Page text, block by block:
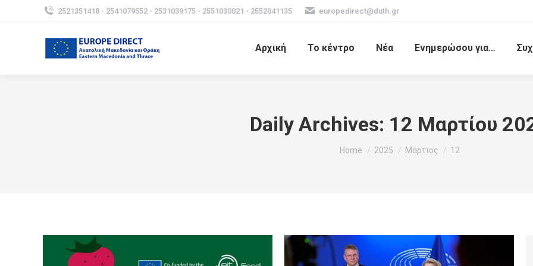
2521351418 - 2541079552 - 2531039175 - 2551030021 - 2552041135 europedirect@duth.gr
Αρχική Το κέντρο Νέα Ενημερώσου για…
Daily Archives: 12 Μαρτίου
You are here:
Home 2025 Μάρτιος 12